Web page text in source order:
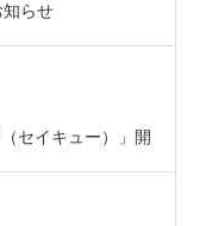
らせ
セイキュー）」開